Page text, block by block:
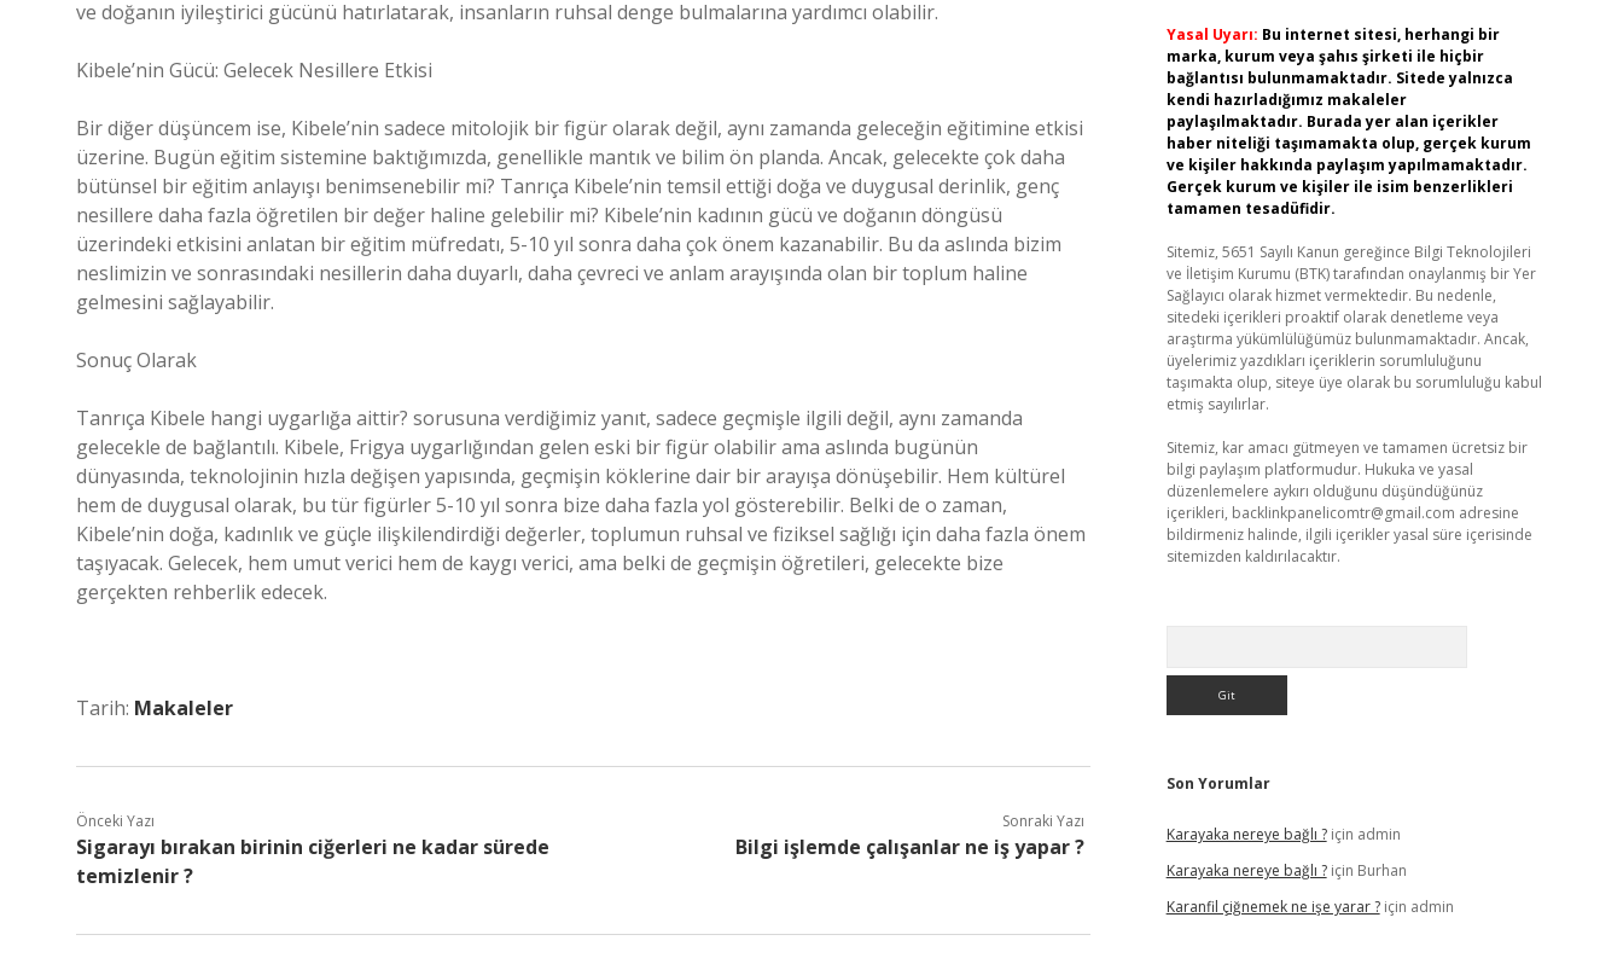
ve doğanın iyileştirici gücünü hatırlatarak, insanların ruhsal denge bulmalarına yardımcı olabilir.
Kibele’nin Gücü: Gelecek Nesillere Etkisi
Bir diğer düşüncem ise, Kibele’nin sadece mitolojik bir figür olarak değil, aynı zamanda geleceğin eğitimine etkisi
üzerine. Bugün eğitim sistemine baktığımızda, genellikle mantık ve bilim ön planda. Ancak, gelecekte çok daha
bütünsel bir eğitim anlayışı benimsenebilir mi? Tanrıça Kibele’nin temsil ettiği doğa ve duygusal derinlik, genç
nesillere daha fazla öğretilen bir değer haline gelebilir mi? Kibele’nin kadının gücü ve doğanın döngüsü
üzerindeki etkisini anlatan bir eğitim müfredatı, 5-10 yıl sonra daha çok önem kazanabilir. Bu da aslında bizim
neslimizin ve sonrasındaki nesillerin daha duyarlı, daha çevreci ve anlam arayışında olan bir toplum haline
gelmesini sağlayabilir.
Sonuç Olarak
Tanrıça Kibele hangi uygarlığa aittir? sorusuna verdiğimiz yanıt, sadece geçmişle ilgili değil, aynı zamanda
gelecekle de bağlantılı. Kibele, Frigya uygarlığından gelen eski bir figür olabilir ama aslında bugünün
dünyasında, teknolojinin hızla değişen yapısında, geçmişin köklerine dair bir arayışa dönüşebilir. Hem kültürel
hem de duygusal olarak, bu tür figürler 5-10 yıl sonra bize daha fazla yol gösterebilir. Belki de o zaman,
Kibele’nin doğa, kadınlık ve güçle ilişkilendirdiği değerler, toplumun ruhsal ve fiziksel sağlığı için daha fazla önem
taşıyacak. Gelecek, hem umut verici hem de kaygı verici, ama belki de geçmişin öğretileri, gelecekte bize
gerçekten rehberlik edecek.
Tarih: Makaleler
Önceki Yazı
Sigarayı bırakan birinin ciğerleri ne kadar sürede
temizlenir ?
Sonraki Yazı
Bilgi işlemde çalışanlar ne iş yapar ?
Yasal Uyarı: Bu internet sitesi, herhangi bir
marka, kurum veya şahıs şirketi ile hiçbir
bağlantısı bulunmamaktadır. Sitede yalnızca
kendi hazırladığımız makaleler
paylaşılmaktadır. Burada yer alan içerikler
haber niteliği taşımamakta olup, gerçek kurum
ve kişiler hakkında paylaşım yapılmamaktadır.
Gerçek kurum ve kişiler ile isim benzerlikleri
tamamen tesadüfidir.
Sitemiz, 5651 Sayılı Kanun gereğince Bilgi Teknolojileri
ve İletişim Kurumu (BTK) tarafından onaylanmış bir Yer
Sağlayıcı olarak hizmet vermektedir. Bu nedenle,
sitedeki içerikleri proaktif olarak denetleme veya
araştırma yükümlülüğümüz bulunmamaktadır. Ancak,
üyelerimiz yazdıkları içeriklerin sorumluluğunu
taşımakta olup, siteye üye olarak bu sorumluluğu kabul
etmiş sayılırlar.
Sitemiz, kar amacı gütmeyen ve tamamen ücretsiz bir
bilgi paylaşım platformudur. Hukuka ve yasal
düzenlemelere aykırı olduğunu düşündüğünüz
içerikleri, backlinkpanelicomtr@gmail.com adresine
bildirmeniz halinde, ilgili içerikler yasal süre içerisinde
sitemizden kaldırılacaktır.
Son Yorumlar
Karayaka nereye bağlı ?için admin
Karayaka nereye bağlı ?için Burhan
Karanfil çiğnemek ne işe yarar ?için admin